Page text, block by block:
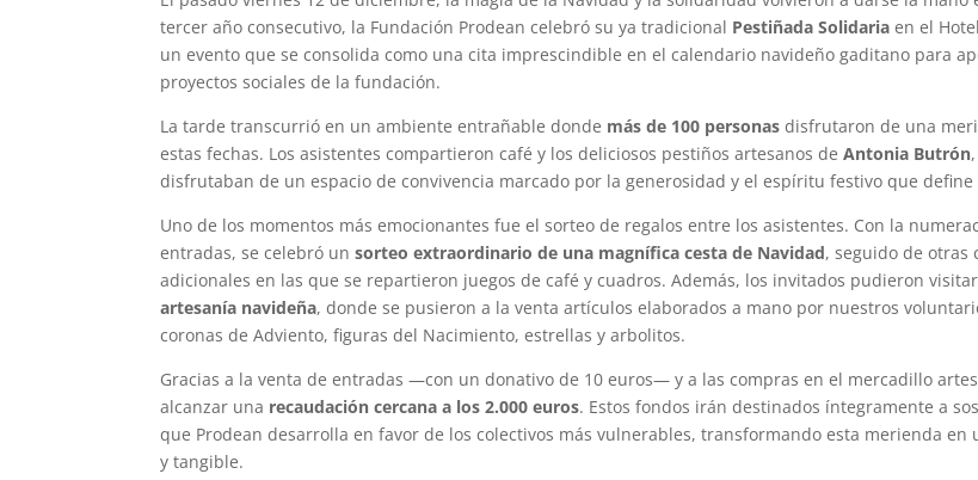
tercer año consecutivo, la Fundación Prodean celebró su ya tradicional Pestiñada Solidaria en el
un evento que se consolida como una cita imprescindible en el calendario navideño gaditano para
proyectos sociales de la fundación.
La tarde transcurrió en un ambiente entrañable donde más de 100 personas disfrutaron de una
estas fechas. Los asistentes compartieron café y los deliciosos pestiños artesanos deAntonia Butrón
disfrutaban de un espacio de convivencia marcado por la generosidad y el espíritu festivo que define
Uno de los momentos más emocionantes fue el sorteo de regalos entre los asistentes. Con la
entradas, se celebró unsorteo extraordinario de una magnífica cesta de Navidad, seguido de otras
adicionales en las que se repartieron juegos de café y cuadros. Además, los invitados pudieron
artesanía navideña, donde se pusieron a la venta artículos elaborados a mano por nuestros
coronas de Adviento, figuras del Nacimiento, estrellas y arbolitos.
Gracias a la venta de entradas —con un donativo de 10 euros— y a las compras en el mercadillo
alcanzar una recaudación cercana a los 2.000 euros. Estos fondos irán destinados íntegramente a
que Prodean desarrolla en favor de los colectivos más vulnerables, transformando esta merienda en
y tangible.